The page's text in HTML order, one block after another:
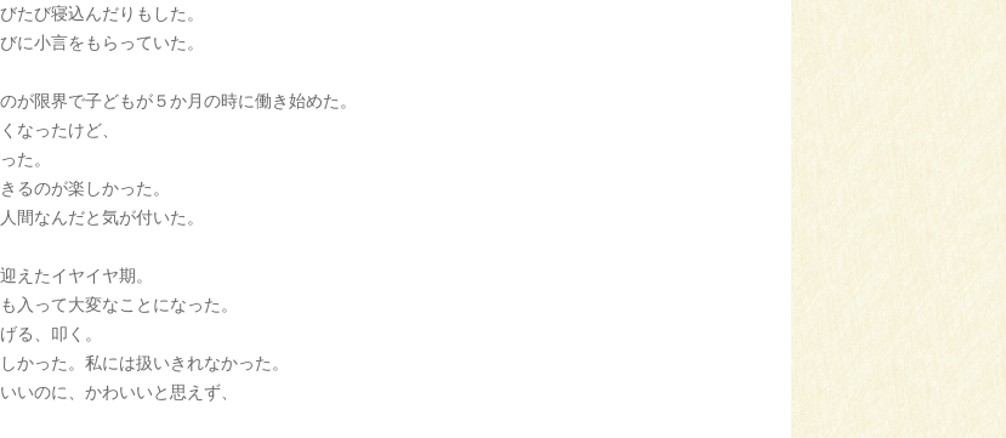
たび寝込んだりもした。
に小言をもらっていた。
が限界で子どもが５か月の時に働き始めた。
なったけど、
た。
るのが楽しかった。
間なんだと気が付いた。
えたイヤイヤ期。
入って大変なことになった。
る、叩く。
かった。私には扱いきれなかった。
いのに、かわいいと思えず、